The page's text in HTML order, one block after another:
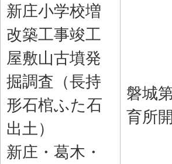
新庄小学校増
改築工事竣工
屋敷山古墳発
掘調査（長持
形石棺ふた石
出土）
新庄・葛木・
磐城
育所